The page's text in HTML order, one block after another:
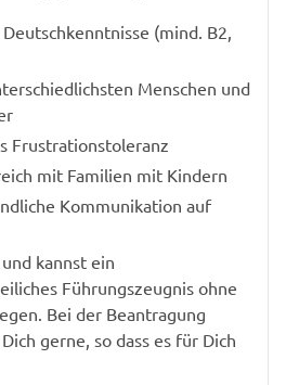
(mind. B2,
Menschen und
Frustrationstoleranz
mit Familien mit Kindern
Kommunikation auf
kannst ein
Führungszeugnis ohne
Bei der Beantragung
gerne, so dass es für Dich